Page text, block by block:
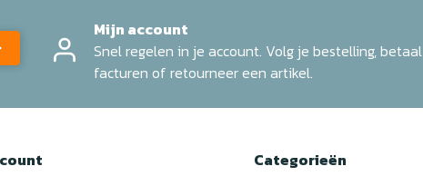
Mijn account
Snel regelen in je account. Volg je bestelling, betaal
facturen of retourneer een artikel.
Categorieën